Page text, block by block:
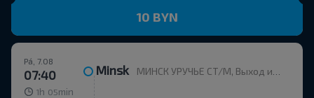
10 BYN
Pá, 7.08
07:40 Minsk МИНСК УРУЧЬЕ СТ/М, Выход из метро, напротив дома пр. Независимости, 168к2
1h 05 min